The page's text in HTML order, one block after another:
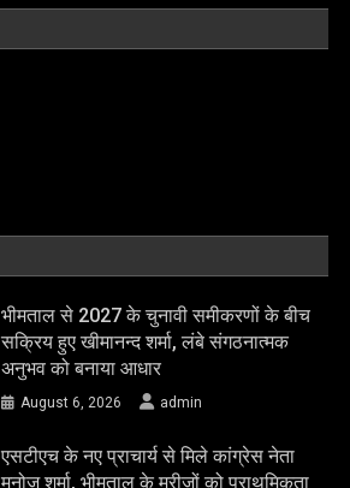
भीमताल से 2027 के चुनावी समीकरणों के बीच
सक्रिय हुए खीमानन्द शर्मा, लंबे संगठनात्मक
अनुभव को बनाया आधार
August 6, 2026 admin
एसटीएच के नए प्राचार्य से मिले कांग्रेस नेता
मनोज शर्मा, भीमताल के मरीजों को प्राथमिकता